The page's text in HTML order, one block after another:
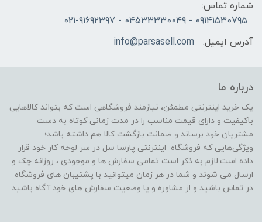
شماره تماس:
09141530795 - 04533330049 - 021-91692397
آدرس ایمیل:
info@parsasell.com
درباره ما
یک خرید اینترنتی مطمئن، نیازمند فروشگاهی است که بتواند کالاهایی
باکیفیت و دارای قیمت مناسب را در مدت زمانی کوتاه به دست
مشتریان خود برساند و ضمانت بازگشت کالا هم داشته باشد؛
ویژگی‌هایی که فروشگاه اینترنتی پارسا سل در سر لوحه کار خود قرار
داده است.لازم به ذکر است تمامی سفارش ها و موجودی ، روزانه چک و
ارسال می شوند و شما در هر زمان میتوانید با پشتیبان های فروشگاه
در تماس باشید و از مشاوره و یا وضعیت سفارش های خود آگاه باشید.